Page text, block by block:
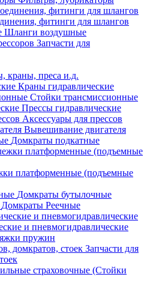
фитинги для шлангов
Шланги воздушные
Запчасти для
краны, преса и.д.
Краны гидравлические
Стойки трансмиссионные
Прессы гидравлические
Аксессуары для прессов
Вывешивание двигателя
Домкраты подкатные
платформенные (подъемные
Домкраты бутылочные
Домкраты Реечные
и пневмогидравлические
пружин
Запчасти для